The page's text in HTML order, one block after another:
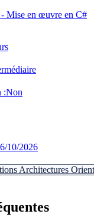
Mise en œuvre en C#
:Non
10/2026
Architectures